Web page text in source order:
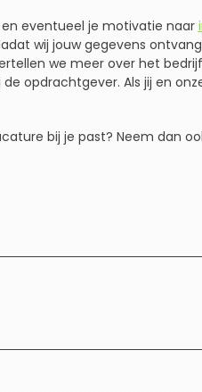
en eventueel je motivatie naar
wij jouw gegevens
we meer over het
de opdrachtgever. Als jij en
bij je past? Neem dan